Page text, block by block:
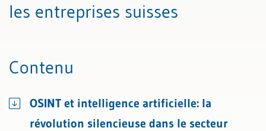
les entreprises suisses
Contenu
OSINT et intelligence artificielle: la
révolution silencieuse dans le secteur